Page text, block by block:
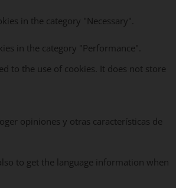
in the category "Necessary".
in the category "Performance".
to the use of cookies. It does not store
opiniones y otras características de
to get the language information when